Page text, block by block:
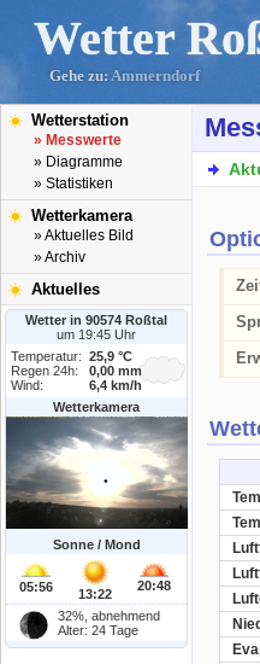
Wetter
Gehe zu: Ammerndorf
Wetterstation
» Messwerte
» Diagramme
» Statistiken
Wetterkamera
» Aktuelles Bild
» Archiv
Aktuelles
Wetter in 90574 Roßtal
um 19:45 Uhr
Temperatur:
25,9 °C
Regen 24h:
0,00 mm
Wind:
6,4 km/h
Wetterkamera
Sonne / Mond
05:56 13:22
20:48
32%, abnehmend
Alter: 24 Tage